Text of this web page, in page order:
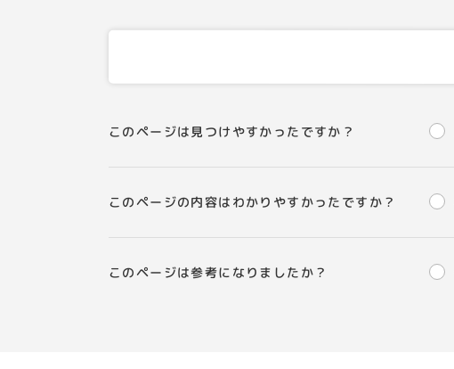
このページは見つけやすかったですか？
このページの内容はわかりやすかったですか？
このページは参考になりましたか？